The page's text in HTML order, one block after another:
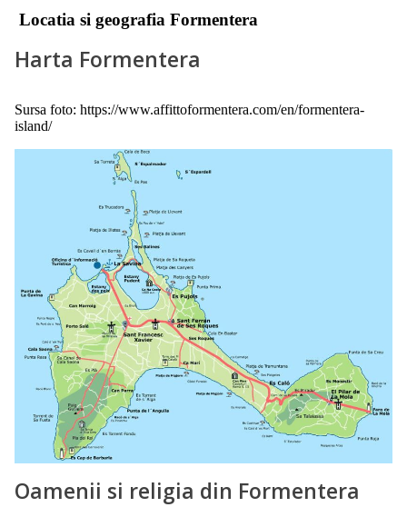
Locatia si geografia Formentera
Harta Formentera
Sursa foto: https://www.affittoformentera.com/en/formentera-
island/
Oamenii si religia din Formentera